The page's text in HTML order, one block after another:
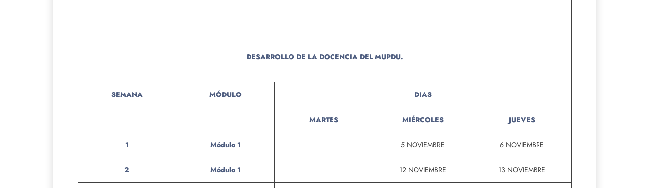
DESARROLLO DE LA DOCENCIA DEL MUPDU.
SEMANA MÓDULO DIAS
MARTES MIÉRCOLES JUEVES
1 Módulo 1 5 NOVIEMBRE 6 NOVIEMBRE
2 Módulo 1 12 NOVIEMBRE 13 NOVIEMBRE